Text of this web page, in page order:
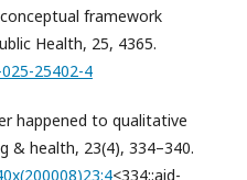
framework
Health, 25, 4365.
25402-4
happened to qualitative
& health, 23(4), 334–340.
<334::aid-